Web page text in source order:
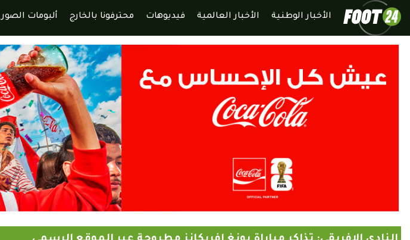
الأخبار الوطنية الأخبار العالمية فيديوهات محترفونا بالخارج ألبومات الصور